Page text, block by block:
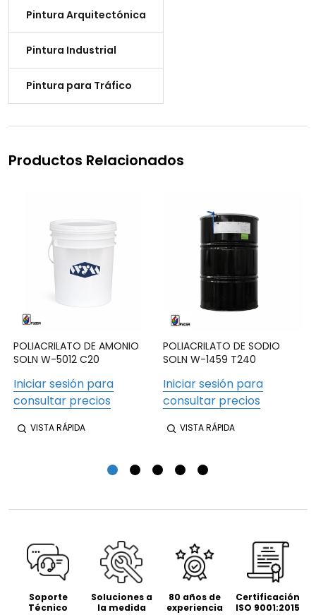
Pintura Arquitectónica
Pintura Industrial
Pintura para Tráfico
Productos Relacionados
POLIACRILATO DE AMONIO
SOLN W-5012 C20
Iniciar sesión para
consultar precios
VISTA RÁPIDA
POLIACRILATO DE SODIO
SOLN W-1459 T240
Iniciar sesión para
consultar precios
VISTA RÁPIDA
Soporte
Técnico
Soluciones a
la medida
80 años de
experiencia
Certificación
ISO 9001:2015